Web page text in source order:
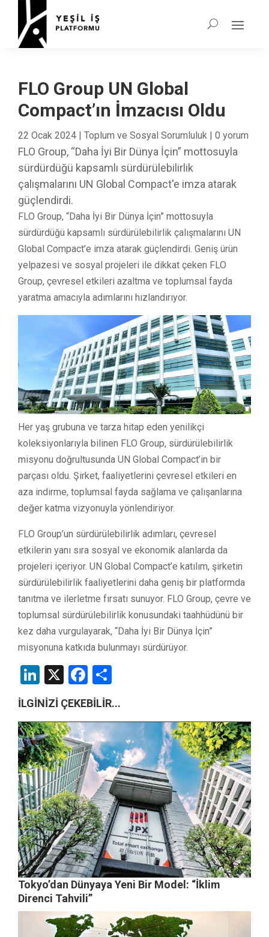
FLO Group UN Global
Compact’ın İmzacısı Oldu
22 Ocak 2024 | Toplum ve Sosyal Sorumluluk | 0 yorum
FLO Group, “Daha İyi Bir Dünya İçin” mottosuyla
sürdürdüğü kapsamlı sürdürülebilirlik
çalışmalarını UN Global Compact'e imza atarak
güçlendirdi.
FLO Group, “Daha İyi Bir Dünya İçin” mottosuyla
sürdürdüğü kapsamlı sürdürülebilirlik çalışmalarını UN
Global Compact’e imza atarak güçlendirdi. Geniş ürün
yelpazesi ve sosyal projeleri ile dikkat çeken FLO
Group, çevresel etkileri azaltma ve toplumsal fayda
yaratma amacıyla adımlarını hızlandırıyor.
Her yaş grubuna ve tarza hitap eden yenilikçi
koleksiyonlarıyla bilinen FLO Group, sürdürülebilirlik
misyonu doğrultusunda UN Global Compact’in bir
parçası oldu. Şirket, faaliyetlerini çevresel etkileri en
aza indirme, toplumsal fayda sağlama ve çalışanlarına
değer katma vizyonuyla yönlendiriyor.
FLO Group’un sürdürülebilirlik adımları, çevresel
etkilerin yanı sıra sosyal ve ekonomik alanlarda da
projeleri içeriyor. UN Global Compact’e katılım, şirketin
sürdürülebilirlik faaliyetlerini daha geniş bir platformda
tanıtma ve ilerletme fırsatı sunuyor. FLO Group, çevre ve
toplumsal sürdürülebilirlik konusundaki taahhüdünü bir
kez daha vurgulayarak, “Daha İyi Bir Dünya İçin”
misyonuna katkıda bulunmayı sürdürüyor.
LinkedIn
X Facebook
İLGİNİZİ ÇEKEBİLİR...
Tokyo’dan Dünyaya Yeni Bir Model: “İklim
Direnci Tahvili”